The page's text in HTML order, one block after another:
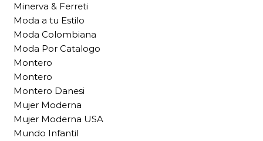
Minerva & Ferreti
Moda a tu Estilo
Moda Colombiana
Moda Por Catalogo
Montero
Montero
Montero Danesi
Mujer Moderna
Mujer Moderna USA
Mundo Infantil